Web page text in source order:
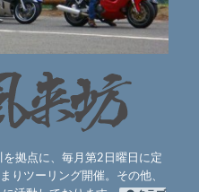
拠点に、毎月第2日曜日に定
りツーリング開催。その他、